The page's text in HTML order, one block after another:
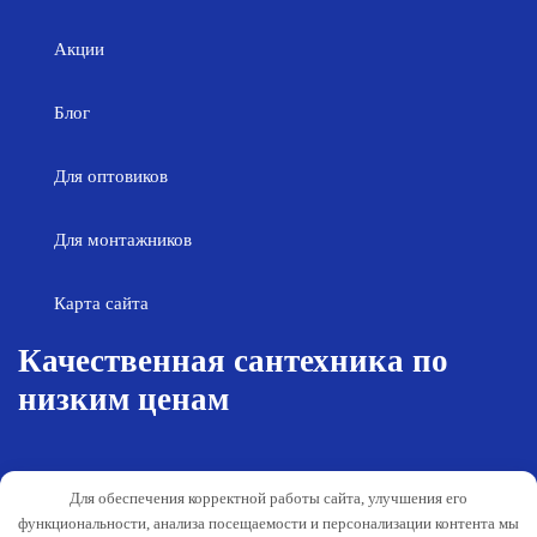
Акции
Блог
Для оптовиков
Для монтажников
Карта сайта
Качественная сантехника по
низким ценам
Гарантия и обслуживание
Для обеспечения корректной работы сайта, улучшения его
функциональности, анализа посещаемости и персонализации контента мы